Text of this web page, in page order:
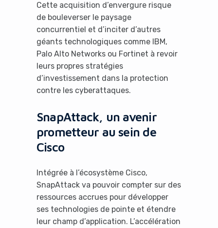
Cette acquisition d’envergure risque
de bouleverser le paysage
concurrentiel et d’inciter d’autres
géants technologiques comme IBM,
Palo Alto Networks ou Fortinet à revoir
leurs propres stratégies
d’investissement dans la protection
contre les cyberattaques.
SnapAttack, un avenir
prometteur au sein de
Cisco
Intégrée à l’écosystème Cisco,
SnapAttack va pouvoir compter sur des
ressources accrues pour développer
ses technologies de pointe et étendre
leur champ d’application. L’accélération